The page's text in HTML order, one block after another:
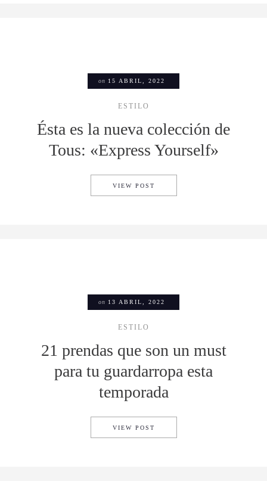
on 15 ABRIL, 2022
ESTILO
Ésta es la nueva colección de
Tous: «Express Yourself»
VIEW POST
on 13 ABRIL, 2022
ESTILO
21 prendas que son un must
para tu guardarropa esta
temporada
VIEW POST